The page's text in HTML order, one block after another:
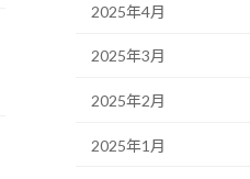
2025年4月
2025年3月
2025年2月
2025年1月